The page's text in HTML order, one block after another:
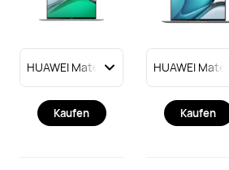
Kaufen Kaufen